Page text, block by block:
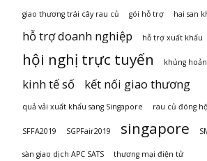
giao thương trái cây rau củ gói hỗ trợ hai san
hỗ trợ doanh nghiệp hỗ trợ xuất khẩu
hội nghị trực tuyến khủng
kinh tế số
kết nối giao thương
quả vải xuất khẩu sang Singapore rau củ đóng
SFFA2019 SGPFair2019 singapore
sàn giao dịch APC SATS thương mại điện tử